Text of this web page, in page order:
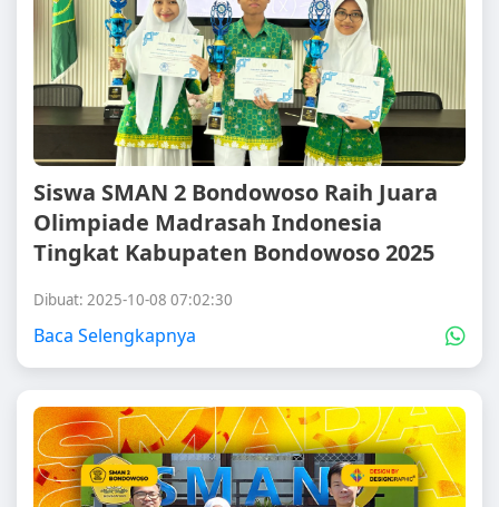
Siswa SMAN 2 Bondowoso Raih Juara
Olimpiade Madrasah Indonesia
Tingkat Kabupaten Bondowoso 2025
Dibuat: 2025-10-08 07:02:30
Baca Selengkapnya